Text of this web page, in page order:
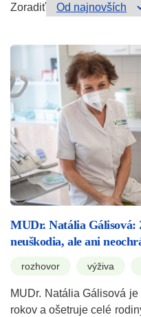
Zoradiť
MUDr. Natália Gálisová:
neuškodia, ale ani
rozhovor výživa
MUDr. Natália Gálisová
rokov a ošetruje celé